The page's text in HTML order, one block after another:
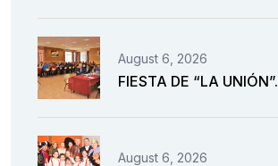
August 6, 2026
FIESTA DE “LA UNIÓN”.
August 6, 2026